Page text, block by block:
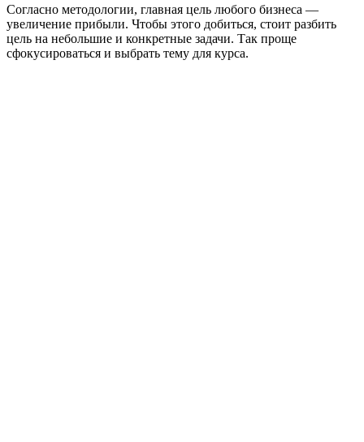
Согласно методологии, главная цель любого бизнеса —
увеличение прибыли. Чтобы этого добиться, стоит разбить
цель на небольшие и конкретные задачи. Так проще
сфокусироваться и выбрать тему для курса.